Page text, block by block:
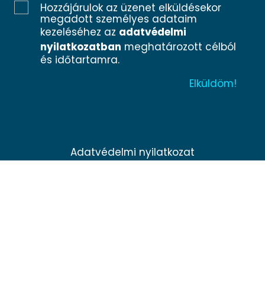
Hozzájárulok az üzenet elküldésekor
megadott személyes adataim
kezeléséhez az adatvédelmi
nyilatkozatban meghatározott célból
és időtartamra.
Adatvédelmi nyilatkozat